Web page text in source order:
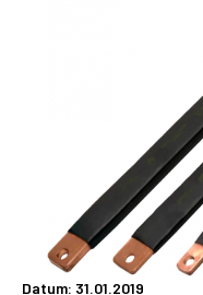
Datum: 31.01.2019